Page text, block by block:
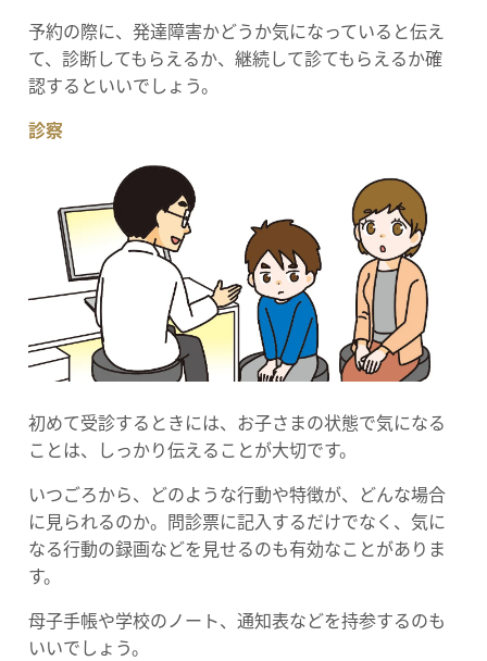
予約の際に、発達障害かどうか気になっていると伝え
て、診断してもらえるか、継続して診てもらえるか確
認するといいでしょう。
診察
初めて受診するときには、お子さまの状態で気になる
ことは、しっかり伝えることが大切です。
いつごろから、どのような行動や特徴が、どんな場合
に見られるのか。問診票に記入するだけでなく、気に
なる行動の録画などを見せるのも有効なことがありま
す。
母子手帳や学校のノート、通知表などを持参するのも
いいでしょう。